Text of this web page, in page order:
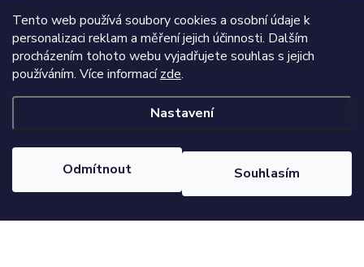
Tento web používá soubory cookies a osobní údaje k
personalizaci reklam a měření jejich účinnosti. Dalším
procházením tohoto webu vyjadřujete souhlas s jejich
používáním. Více informacízde.
Nastavení
Odmítnout Souhlasím
Informace pro vás
Novinky
Vytvořil Shoptet Premium
nastavení cookies